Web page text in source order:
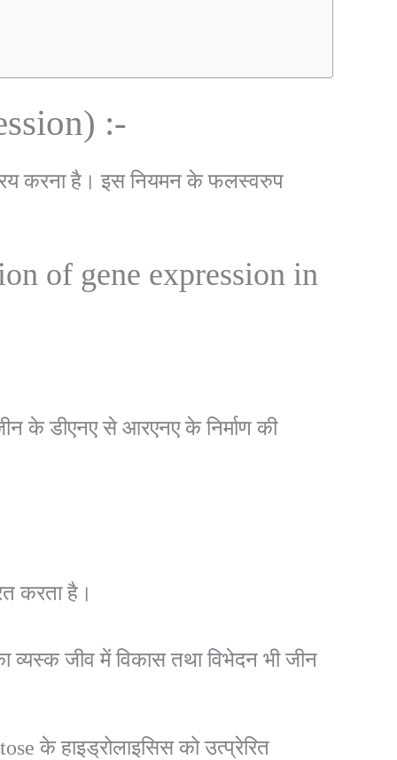
:-
करना है। इस नियमन के फलस्वरुप
of gene expression in
के डीएनए से आरएनए के निर्माण की
करता है।
जीव में विकास तथा विभेदन भी जीन
के हाइड्रोलाइसिस को उत्प्रेरित